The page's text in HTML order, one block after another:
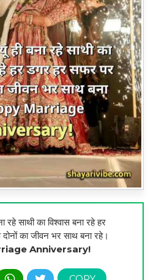
रहे साथी का विश्वास बना रहे हर
का जीवन भर साथ बना रहे।
Anniversary!